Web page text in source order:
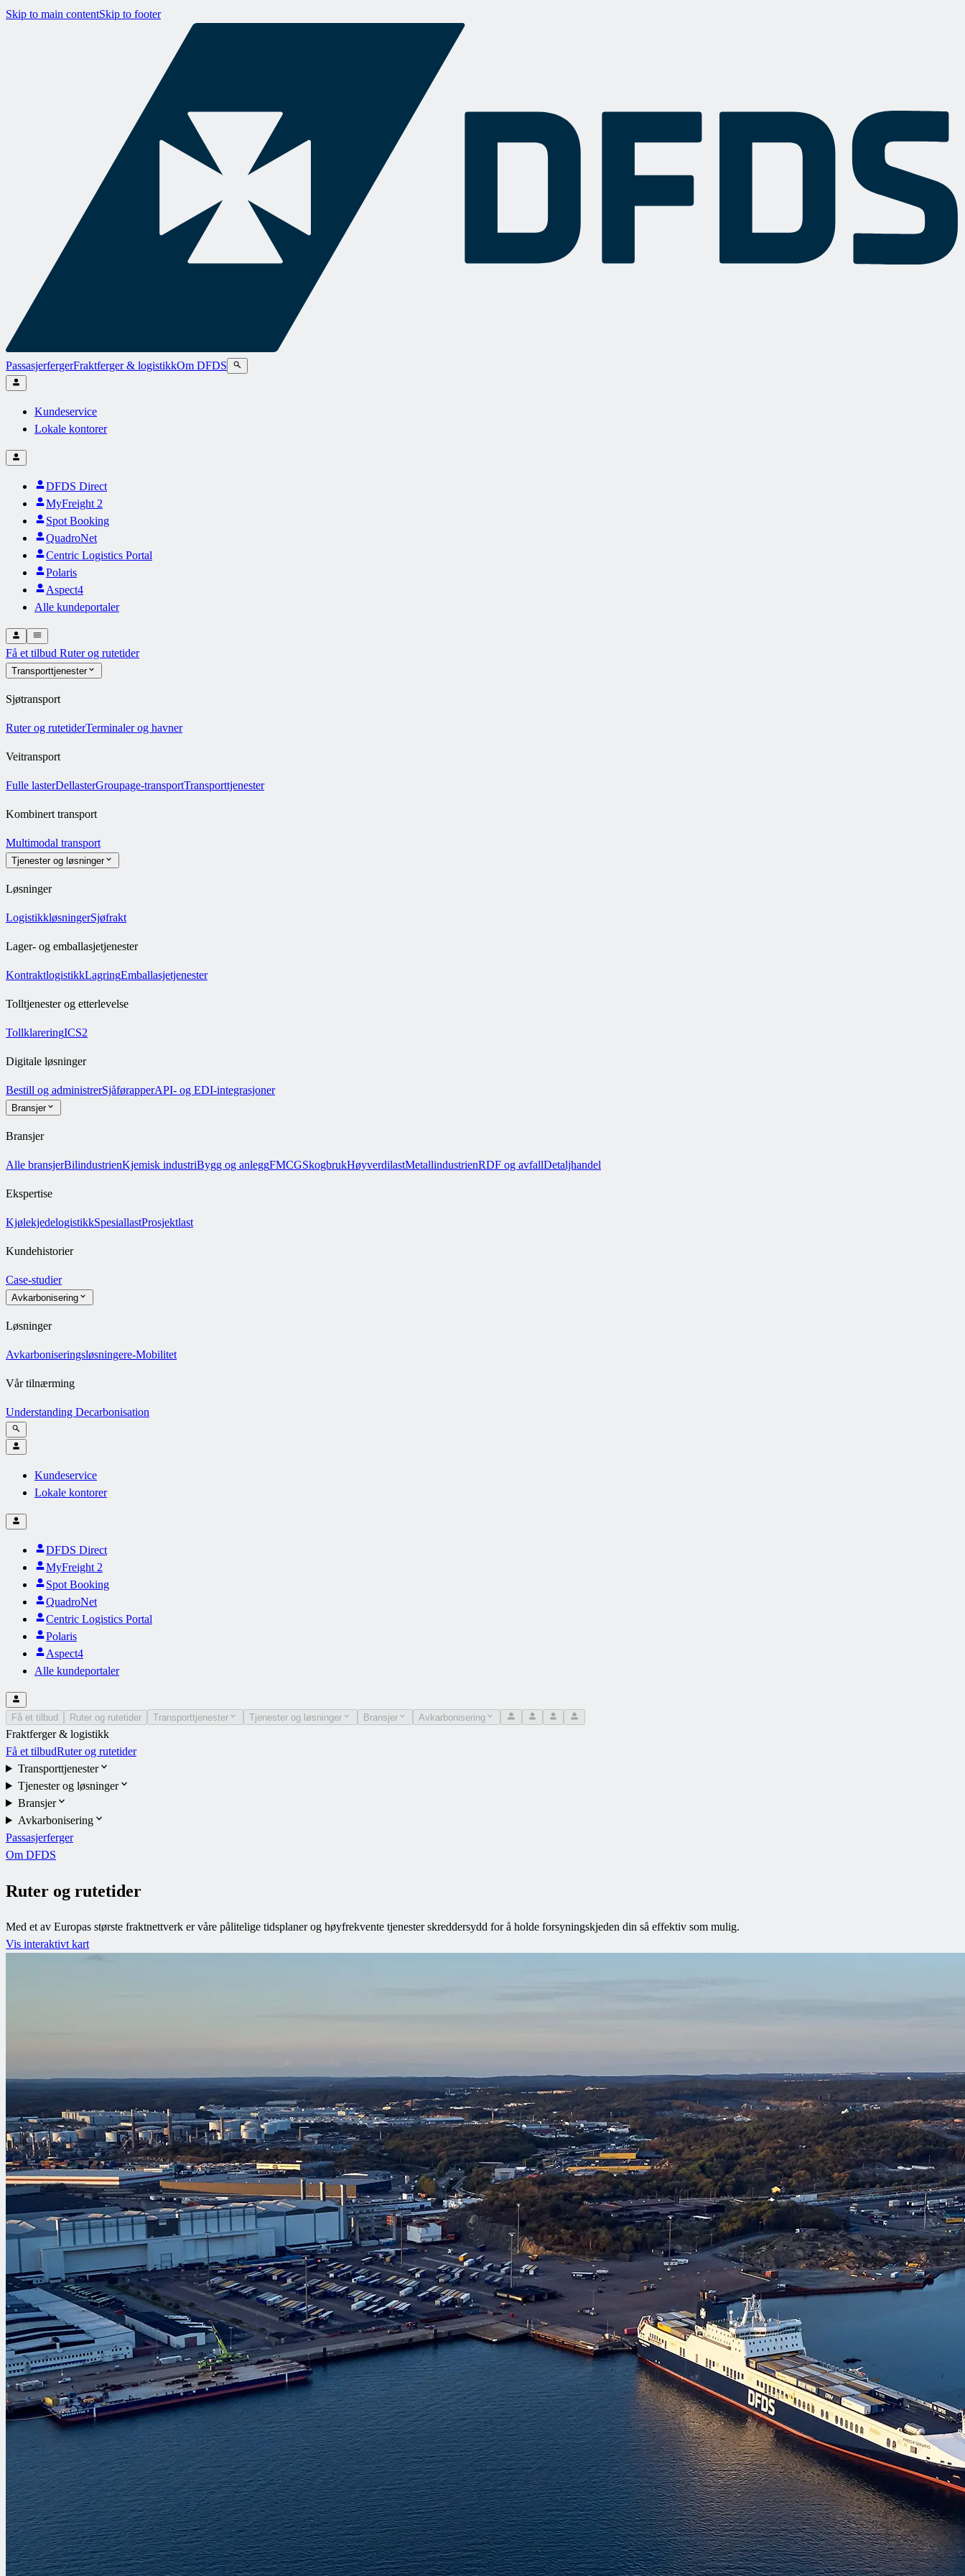
Skip to main contentSkip to footer
PassasjerfergerFraktferger & logistikkOm DFDS
Kundeservice
Lokale kontorer
DFDS Direct
MyFreight 2
Spot Booking
QuadroNet
Centric Logistics Portal
Polaris
Aspect4
Alle kundeportaler
Få et tilbud Ruter og rutetider
Transporttjenester
Sjøtransport
Ruter og rutetiderTerminaler og havner
Veitransport
Fulle lasterDellasterGroupage-transportTransporttjenester
Kombinert transport
Multimodal transport
Tjenester og løsninger
Løsninger
LogistikkløsningerSjøfrakt
Lager- og emballasjetjenester
KontraktlogistikkLagringEmballasjetjenester
Tolltjenester og etterlevelse
TollklareringICS2
Digitale løsninger
Bestill og administrerSjåførapperAPI- og EDI-integrasjoner
Bransjer
Bransjer
Alle bransjerBilindustrienKjemisk industriBygg og anleggFMCGSkogbrukHøyverdilastMetallindustrienRDF og avfallDetaljhandel
Ekspertise
KjølekjedelogistikkSpesiallastProsjektlast
Kundehistorier
Case-studier
Avkarbonisering
Løsninger
Avkarboniseringsløsningere-Mobilitet
Vår tilnærming
Understanding Decarbonisation
Kundeservice
Lokale kontorer
DFDS Direct
MyFreight 2
Spot Booking
QuadroNet
Centric Logistics Portal
Polaris
Aspect4
Alle kundeportaler
Få et tilbud Ruter og rutetider Transporttjenester Tjenester og løsninger Bransjer Avkarbonisering
Fraktferger & logistikk
Få et tilbudRuter og rutetider
Transporttjenester
Tjenester og løsninger
Bransjer
Avkarbonisering
Passasjerferger
Om DFDS
Ruter og rutetider
Med et av Europas største fraktnettverk er våre pålitelige tidsplaner og høyfrekvente tjenester skreddersydd for å holde forsyningskjeden din så effektiv som mulig.
Vis interaktivt kart